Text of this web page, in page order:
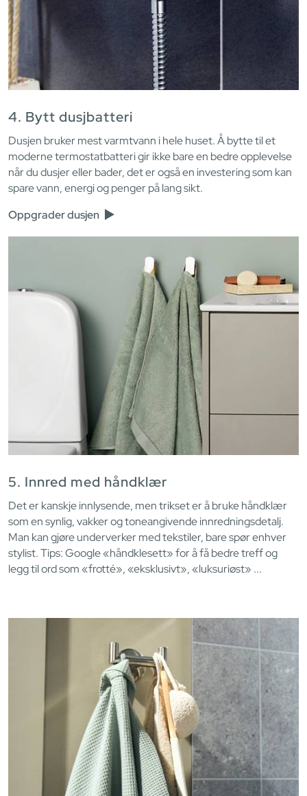
4. Bytt dusjbatteri
Dusjen bruker mest varmtvann i hele huset. Å bytte til et
moderne termostatbatteri gir ikke bare en bedre opplevelse
når du dusjer eller bader, det er også en investering som kan
spare vann, energi og penger på lang sikt.
Oppgrader dusjen
5. Innred med håndklær
Det er kanskje innlysende, men trikset er å bruke håndklær
som en synlig, vakker og toneangivende innredningsdetalj.
Man kan gjøre underverker med tekstiler, bare spør enhver
stylist. Tips: Google «håndklesett» for å få bedre treff og
legg til ord som «frotté», «eksklusivt», «luksuriøst» ...